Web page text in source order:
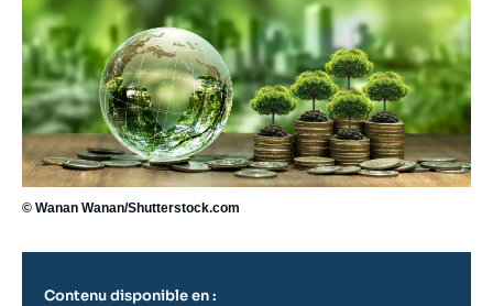
© Wanan Wanan/Shutterstock.com
Contenu disponible en :